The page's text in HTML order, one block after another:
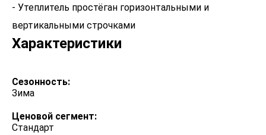
- Утеплитель простёган горизонтальными и
вертикальными строчками
Характеристики
Сезонность:
Зима
Ценовой сегмент:
Стандарт